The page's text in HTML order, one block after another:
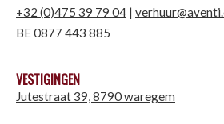
+32 (0)475 39 79 04 |
BE 0877 443 885
VESTIGINGEN
Jutestraat 39, 8790 waregem